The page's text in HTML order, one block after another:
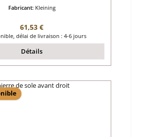
Fabricant: Kleining
Prix régulier :
61,53 €
délai de livraison : 4-6 jours
Détails